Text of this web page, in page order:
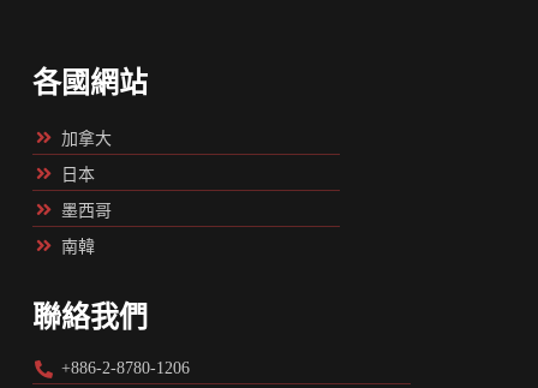
各國網站
加拿大
日本
墨西哥
南韓
聯絡我們
+886-2-8780-1206